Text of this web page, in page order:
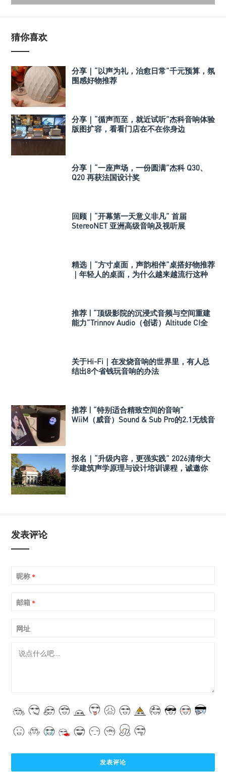
猜你喜欢
分享｜“以声为礼，治愈日常”千元预算，氛
围感好物推荐
分享｜“循声而至，就近试听”杰科音响体验
版图扩容，看看门店在不在你身边
分享｜“一座声场，一份圆满”杰科 Q30、
Q20 再获法国设计奖
回顾｜“开幕第一天意义非凡” 首届
StereoNET 亚洲高级音响及视听展
精选｜“方寸桌面，声韵相伴”桌搭好物推荐
｜年轻人的桌面，为什么越来越流行这种
推荐 | “顶级影院的沉浸式音频与空间重建
能力”Trinnov Audio（创诺）Altitude CI全
关于Hi-Fi｜在发烧音响的世界里，有人总
结出8个省钱玩音响的办法
推荐 | “特别适合精致空间的音响”
WiiM（威音）Sound & Sub Pro的2.1无线音
报名｜“升级内容，更强实践” 2026清华大
学建筑声学原理与设计培训课程，诚邀你
发表评论
昵称 *
邮箱 *
网址